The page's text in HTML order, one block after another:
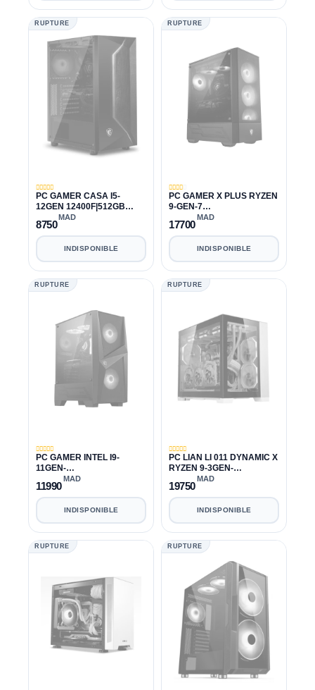
RUPTURE
PC GAMER CASA I5-
12GEN 12400F|512GB
SSD|500GB
HDD|16GB|RTX 3050 8GB
8750
MAD
INDISPONIBLE
RUPTURE
PC GAMER X PLUS RYZEN
9-GEN-7
7900X|128GB|1TB|1TB|RTX
3070 8GB
17700
MAD
INDISPONIBLE
RUPTURE
PC GAMER INTEL I9-
11GEN-
11900K|16GB|1TB|RTX
3060 12GB
11990
MAD
INDISPONIBLE
RUPTURE
PC LIAN LI 011 DYNAMIC X
RYZEN 9-3GEN-
3950X|32GB|1TB|RTX 3060
12GB
19750
MAD
INDISPONIBLE
RUPTURE RUPTURE